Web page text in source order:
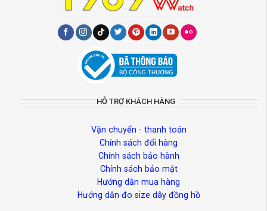
HỖ TRỢ KHÁCH HÀNG
Vận chuyển - thanh toán
Chính sách đổi hàng
Chính sách bảo hành
Chính sách bảo mật
Hướng dẫn mua hàng
Hướng dẫn đo size dây đồng hồ